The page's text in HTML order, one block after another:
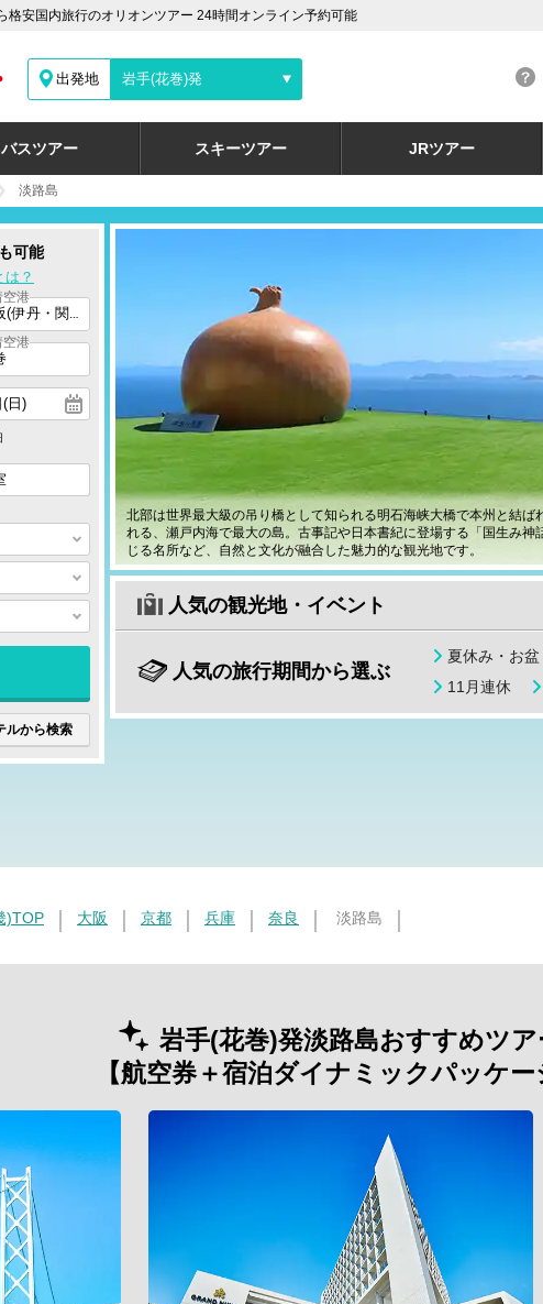
格安国内旅行のオリオンツアー 24時間オンライン予約可能
出発地 岩手(花巻)発
バスツアー スキーツアー JRツアー
淡路島
北部は世界最大級の吊り橋として知られる明石海峡大橋で本州と結
れる、瀬戸内海で最大の島。古事記や日本書紀に登場する「国生み神
じる名所など、自然と文化が融合した魅力的な観光地です。
人気の観光地・イベント
人気の旅行期間から選ぶ
夏休み・お盆
11月連休
可能
？
空港
空港
ルから検索
)TOP 大阪 京都 兵庫 奈良 淡路島
岩手(花巻)発淡路島おすすめツア
【航空券＋宿泊ダイナミックパッケー